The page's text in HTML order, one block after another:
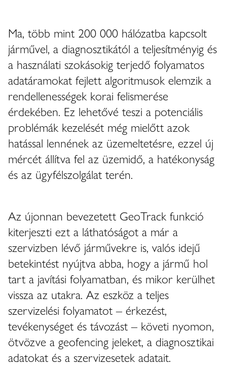
Ma, több mint 200 000 hálózatba kapcsolt
járművel, a diagnosztikától a teljesítményig és
a használati szokásokig terjedő folyamatos
adatáramokat fejlett algoritmusok elemzik a
rendellenességek korai felismerése
érdekében. Ez lehetővé teszi a potenciális
problémák kezelését még mielőtt azok
hatással lennének az üzemeltetésre, ezzel új
mércét állítva fel az üzemidő, a hatékonyság
és az ügyfélszolgálat terén.
Az újonnan bevezetett GeoTrack funkció
kiterjeszti ezt a láthatóságot a már a
szervizben lévő járművekre is, valós idejű
betekintést nyújtva abba, hogy a jármű hol
tart a javítási folyamatban, és mikor kerülhet
vissza az utakra. Az eszköz a teljes
szervizelési folyamatot – érkezést,
tevékenységet és távozást – követi nyomon,
ötvözve a geofencing jeleket, a diagnosztikai
adatokat és a szervizesetek adatait.